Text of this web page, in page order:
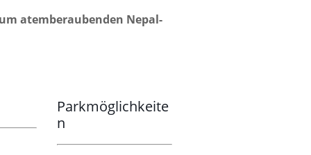
atemberaubenden Nepal-
Parkmöglichkeite
n